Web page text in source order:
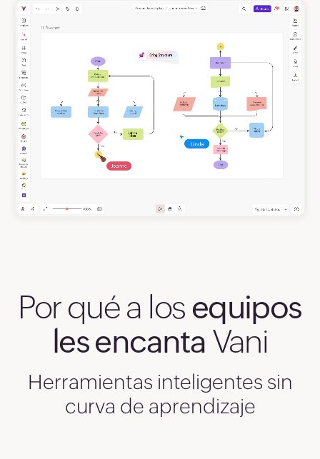
Por qué a los equipos
les encanta Vani
Herramientas inteligentes sin
curva de aprendizaje